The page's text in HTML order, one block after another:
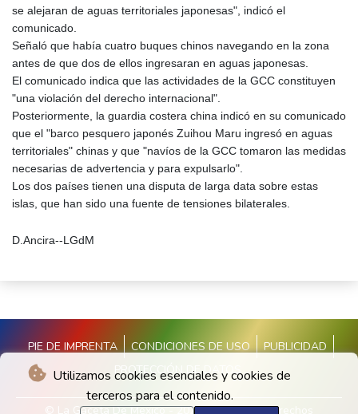
Utilizamos cookies esenciales y cookies de
terceros para el contenido.
se alejaran de aguas territoriales japonesas", indicó el
comunicado.
Señaló que había cuatro buques chinos navegando en la zona
antes de que dos de ellos ingresaran en aguas japonesas.
El comunicado indica que las actividades de la GCC constituyen
"una violación del derecho internacional".
Posteriormente, la guardia costera china indicó en su comunicado
que el "barco pesquero japonés Zuihou Maru ingresó en aguas
territoriales" chinas y que "navíos de la GCC tomaron las medidas
necesarias de advertencia y para expulsarlo".
Los dos países tienen una disputa de larga data sobre estas
islas, que han sido una fuente de tensiones bilaterales.
D.Ancira--LGdM
PIE DE IMPRENTA CONDICIONES DE USO
PUBLICIDAD
PROTECCIÓN DE DATOS
© La Gaceta De Mexico - 2026 - Todos los derechos